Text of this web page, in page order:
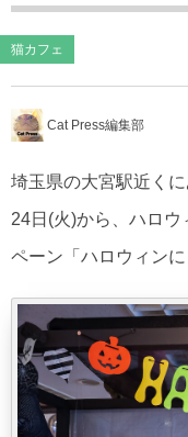
猫カフェ
Cat Press編集部
埼玉県の大宮駅近く
24日(火)から、ハロ
ペーン「ハロウィン
猫のフリー写真素材